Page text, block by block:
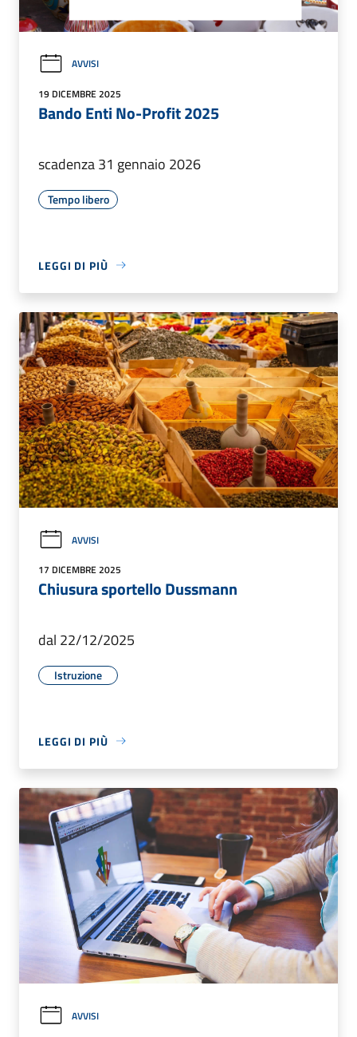
AVVISI
19 DICEMBRE 2025
Bando Enti No-Profit 2025
scadenza 31 gennaio 2026
Tempo libero
LEGGI DI PIÙ
AVVISI
17 DICEMBRE 2025
Chiusura sportello Dussmann
dal 22/12/2025
Istruzione
LEGGI DI PIÙ
AVVISI